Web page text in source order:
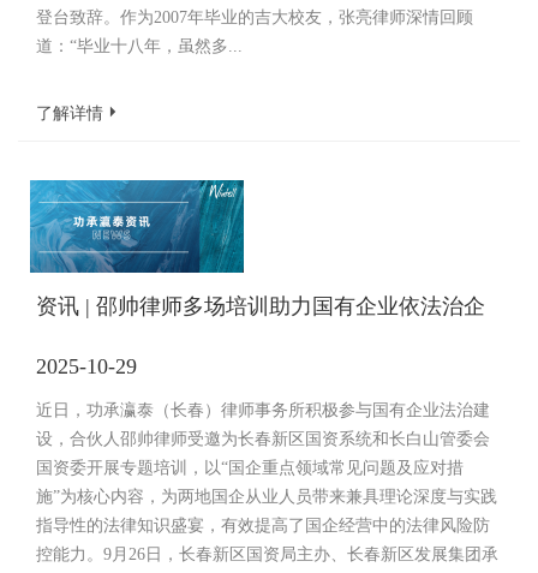
登台致辞。作为2007年毕业的吉大校友，张亮律师深情回顾
道：“毕业十八年，虽然多...
了解详情
资讯 | 邵帅律师多场培训助力国有企业依法治企
2025-10-29
近日，功承瀛泰（长春）律师事务所积极参与国有企业法治建
设，合伙人邵帅律师受邀为长春新区国资系统和长白山管委会
国资委开展专题培训，以“国企重点领域常见问题及应对措
施”为核心内容，为两地国企从业人员带来兼具理论深度与实践
指导性的法律知识盛宴，有效提高了国企经营中的法律风险防
控能力。9月26日，长春新区国资局主办、长春新区发展集团承